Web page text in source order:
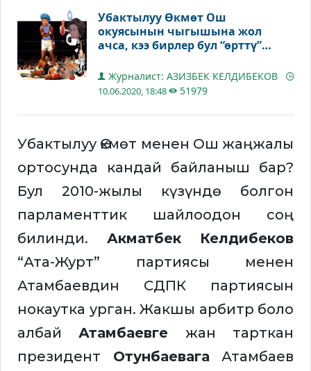
Убактылуу Өкмөт Ош
окуясынын чыгышына жол
ачса, кээ бирлер бул “өрттү”
Журналист: АЗИЗБЕК КЕЛДИБЕКОВ
10.06.2020, 18:48 51979
Убактылуу Өкмөт менен Ош жаңжалы
ортосунда кандай байланыш бар?
Бул 2010-жылы күзүндө болгон
парламенттик шайлоодон соң
билинди. Акматбек Келдибеков
“Ата-Журт” партиясы менен
Атамбаевдин СДПК партиясын
нокаутка урган. Жакшы арбитр боло
албайАтамбаевге жан тарткан
президент ОтунбаевагаАтамбаев